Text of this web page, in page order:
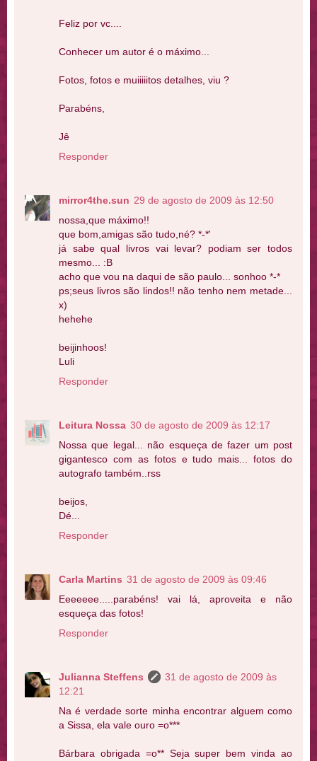
Feliz por vc....
Conhecer um autor é o máximo...
Fotos, fotos e muiiiiitos detalhes, viu ?
Parabéns,
Jê
Responder
mirror4the.sun 29 de agosto de 2009 às 12:50
nossa,que máximo!!
que bom,amigas são tudo,né? *-*'
já sabe qual livros vai levar? podiam ser todos
mesmo... :B
acho que vou na daqui de são paulo... sonhoo *-*
ps;seus livros são lindos!! não tenho nem metade...
x)
hehehe
beijinhoos!
Luli
Responder
Leitura Nossa 30 de agosto de 2009 às 12:17
Nossa que legal... não esqueça de fazer um post
gigantesco com as fotos e tudo mais... fotos do
autografo também..rss
beijos,
Dé...
Responder
Carla Martins 31 de agosto de 2009 às 09:46
Eeeeeee.....parabéns! vai lá, aproveita e não
esqueça das fotos!
Responder
Julianna Steffens
31 de agosto de 2009 às
12:21
Na é verdade sorte minha encontrar alguem como
a Sissa, ela vale ouro =o***
Bárbara obrigada =o** Seja super bem vinda ao